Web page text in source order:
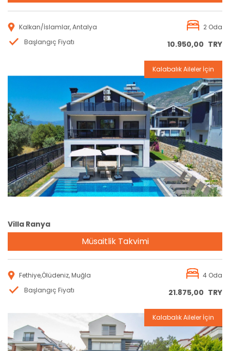
Kalkan/İslamlar, Antalya
2 Oda
Başlangıç Fiyatı
10.950,00 TRY
Rezervasyon
Kalabalık Aileler İçin
Villa Ranya
Müsaitlik Takvimi
Fethiye,Ölüdeniz, Muğla
4 Oda
Başlangıç Fiyatı
21.875,00 TRY
Kalabalık Aileler İçin